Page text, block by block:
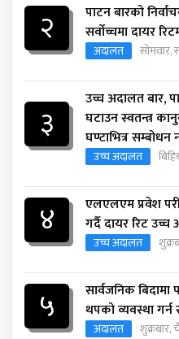
२
पाटन बारको
सर्वोच्चमा दायर
अदालत सोमवार,
३
उच्च अदालत बार,
घटाउन स्वतन्त्र
घण्टाभित्र
उच्च अदालत
४
एलएलएम प्रवेश
गर्दै दायर रिट उच्च
उच्च अदालत
५
सार्वजनिक बिदामा
थपको व्यवस्था गर्न
अदालत शुक्रबार,